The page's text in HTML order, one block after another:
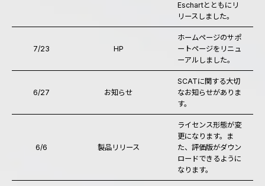
Eschartとともにリ
リースしました。
7/23 HP
ホームページのサポ
ートページをリニュ
ーアルしました。
6/27 お知らせ
SCATに関する大切
なお知らせがありま
す。
6/6 製品リリース
ライセンス形態が変
更になります。ま
た、評価版がダウン
ロードできるように
なります。